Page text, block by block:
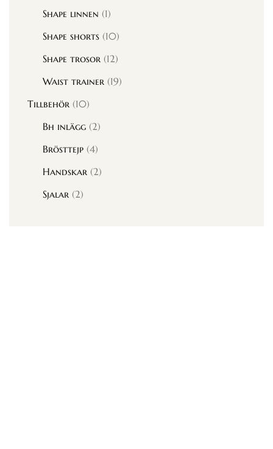
Shape linnen (1)
Shape shorts (10)
Shape trosor (12)
Waist trainer (19)
Tillbehör (10)
Bh inlägg (2)
Brösttejp (4)
Handskar (2)
Sjalar (2)